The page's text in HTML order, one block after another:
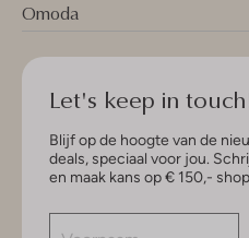
Omoda
Let's keep in
Blijf op de hoogte van de
deals, speciaal voor jou.
en maak kans op € 150,-